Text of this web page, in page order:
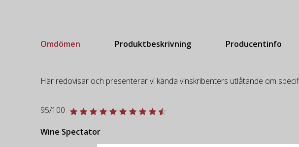
Omdömen Produktbeskrivning Producentinfo
Här redovisar och presenterar vi kända vinskribenters utlåtande om
95/100
Wine Spectator